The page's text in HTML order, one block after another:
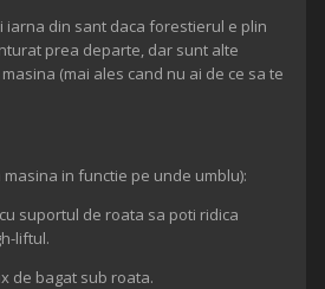
iarna din sant daca forestierul e plin
prea departe, dar sunt alte
(mai ales cand nu ai de ce sa te
masina in functie pe unde umblu):
suportul de roata sa poti ridica
liftul.
de bagat sub roata.